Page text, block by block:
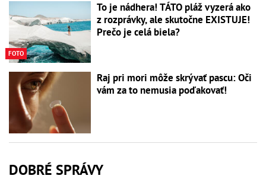
FOTO
To je nádhera! TÁTO pláž vyzerá ako
z rozprávky, ale skutočne EXISTUJE!
Prečo je celá biela?
Raj pri mori môže skrývať pascu: Oči
vám za to nemusia poďakovať!
DOBRÉ SPRÁVY